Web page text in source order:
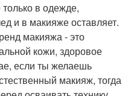
в одежде,
и в макияже оставляет.
макияжа - это
кожи, здоровое
если ты желаешь
макияж, тогда